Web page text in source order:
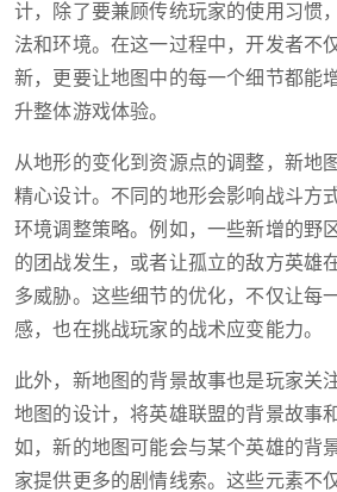
计，除了要兼顾传统玩家的使用习惯
法和环境。在这一过程中，开发者不
新，更要让地图中的每一个细节都能
升整体游戏体验。
从地形的变化到资源点的调整，新地
精心设计。不同的地形会影响战斗方
环境调整策略。例如，一些新增的野
的团战发生，或者让孤立的敌方英雄
多威胁。这些细节的优化，不仅让每
感，也在挑战玩家的战术应变能力。
此外，新地图的背景故事也是玩家关
地图的设计，将英雄联盟的背景故事
如，新的地图可能会与某个英雄的背
家提供更多的剧情线索。这些元素不